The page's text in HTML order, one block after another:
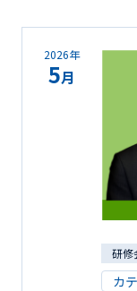
2026年
5月
研修
カ